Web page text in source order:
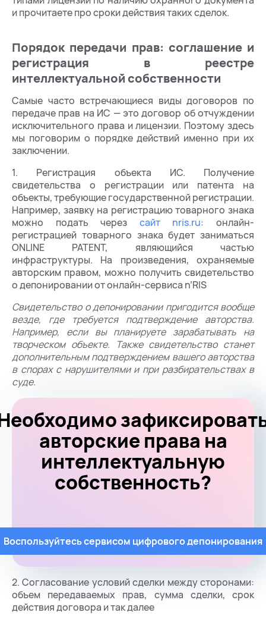
и прочитаете про сроки действия таких сделок.
Порядок передачи прав: соглашение и
регистрация в реестре
интеллектуальной собственности
Самые часто встречающиеся виды договоров по
передаче прав на ИС — это договор об отчуждении
исключительного права и лицензии. Поэтому здесь
мы поговорим о порядке действий именно при их
заключении.
1. Регистрация объекта ИС. Получение
свидетельства о регистрации или патента на
объекты, требующие государственной регистрации.
Например, заявку на регистрацию товарного знака
можно подать через сайт nris.ru: онлайн-
регистрацией товарного знака будет заниматься
ONLINE PATENT, являющийся частью
инфраструктуры. На произведения, охраняемые
авторским правом, можно получить свидетельство
о депонировании от онлайн-сервиса n’RIS
Свидетельство о депонировании пригодится вообще
везде, где требуется подтверждение авторства.
Например, если вы планируете зарабатывать на
творческом объекте. Также свидетельство станет
дополнительным подтверждением вашего авторства
в спорах с нарушителями и при разбирательствах в
суде.
авторские права на
интеллектуальную
собственность?
Воспользуйтесь сервисом цифрового депонирования
2. Согласование условий сделки между сторонами:
объем передаваемых прав, сумма сделки, срок
действия договора и так далее